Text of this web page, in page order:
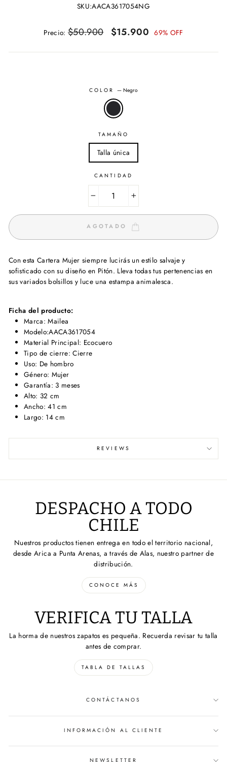
SKU:AACA3617054NG
Precio
Precio: $50.900
Precio
oferta
$15.900 69% OFF
COLOR—Negro
TAMAÑO
Talla única
CANTIDAD
AGOTADO
Con esta Cartera Mujer siempre lucirás un estilo salvaje y
sofisticado con su diseño en Pitón. Lleva todas tus pertenencias en
sus variados bolsillos y luce una estampa animalesca.
Ficha del producto:
Marca: Mailea
Modelo:AACA3617054
Material Principal: Ecocuero
Tipo de cierre: Cierre
Uso: De hombro
Género: Mujer
Garantía: 3 meses
Alto: 32 cm
Ancho: 41 cm
Largo: 14 cm
REVIEWS
DESPACHO A TODO
CHILE
Nuestros productos tienen entrega en todo el territorio nacional,
desde Arica a Punta Arenas, a través de Alas, nuestro partner de
distribución.
CONOCE MÁS
VERIFICA TU TALLA
La horma de nuestros zapatos es pequeña. Recuerda revisar tu talla
antes de comprar.
TABLA DE TALLAS
CONTÁCTANOS
INFORMACIÓN AL CLIENTE
NEWSLETTER